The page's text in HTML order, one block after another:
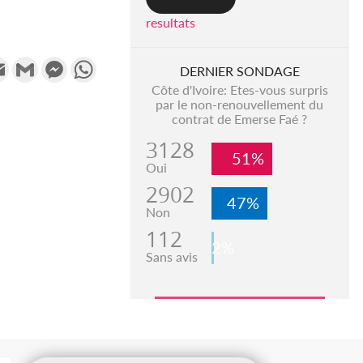
Email Gmail Messenger
resultats
DERNIER SONDAGE
Côte d'Ivoire: Etes-vous surpris
par le non-renouvellement du
contrat de Emerse Faé ?
3128
Oui 51%
2902
Non 47%
112
Sans avis 2%